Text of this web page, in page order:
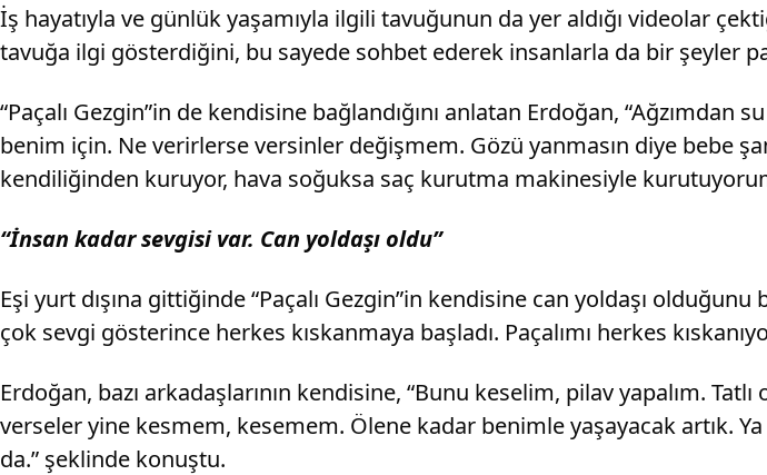
İş hayatıyla ve günlük yaşamıyla ilgili tavuğunun da yer aldığı videolar
tavuğa ilgi gösterdiğini, bu sayede sohbet ederek insanlarla da bir şeyler
“Paçalı Gezgin”in de kendisine bağlandığını anlatan Erdoğan,
benim için. Ne verirlerse versinler değişmem. Gözü yanmasın diye bebe
kendiliğinden kuruyor, hava soğuksa saç kurutma makinesiyle
“İnsan kadar sevgisi var. Can yoldaşı oldu”
Eşi yurt dışına gittiğinde “Paçalı Gezgin”in kendisine can yoldaşı
çok sevgi gösterince herkes kıskanmaya başladı. Paçalımı herkes
Erdoğan, bazı arkadaşlarının kendisine, “Bunu keselim, pilav yapalım.
verseler yine kesmem, kesemem. Ölene kadar benimle yaşayacak artık.
da.” şeklinde konuştu.